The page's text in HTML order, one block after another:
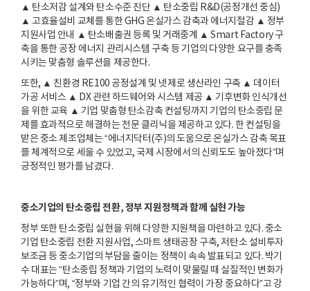
▲ 탄소저감 설계와 탄소수준 진단 ▲ 탄소중립 R&D(공정개선 중심)
▲ 고효율설비 교체를 통한 GHG 온실가스 감축과 에너지절감 ▲ 정부
지원사업 안내 ▲ 탄소배출권 등록 및 거래중계 ▲ Smart Factory 구
축을 통한 공장 에너지 관리시스템 구축 등 기업의 다양한 요구를 충족
시키는 맞춤형 솔루션을 제공한다.
또한, ▲ 친환경 RE100 공정설계 및 넷제로 생산라인 구축 ▲ 데이터
가공 서비스 ▲ DX 관련 하드웨어와 시스템 제공 ▲ 기후변화 인식개선
을 위한 교육 ▲ 기업 맞춤형 탄소감축 컨설팅까지 기업의 탄소중립 문
제를 효과적으로 해결하는 전문 클리닉을 제공하고 있다. 한 컨설팅을
받은 중소 제조업체는 “에너지닥터(주)의 도움으로 온실가스 감축 목표
를 체계적으로 세울 수 있었고, 국제 시장에서의 신뢰도도 높아졌다”며
긍정적인 평가를 남겼다.
중소기업의 탄소중립 전환, 정부 지원정책과 함께 실현 가능
정부 또한 탄소중립 실현을 위해 다양한 지원책을 마련하고 있다. 중소
기업 탄소중립 전환 지원사업, 스마트 생태공장 구축, 저탄소 설비투자
보조금 등 중소기업의 부담을 줄이는 정책이 속속 발표되고 있다. 박기
수 대표는 “탄소중립 정책과 기업의 노력이 맞물릴 때 실질적인 변화가
가능하다”며, “정부와 기업 간의 유기적인 협력이 가장 중요하다”고 강